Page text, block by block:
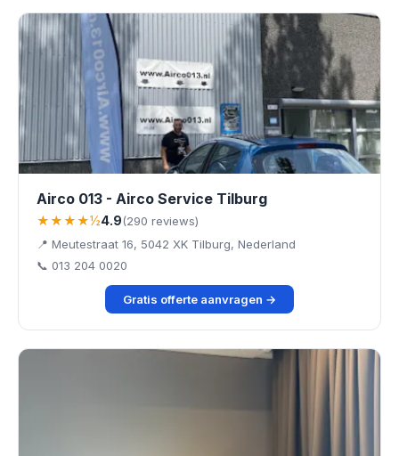
Airco 013 - Airco Service Tilburg
★★★★½4.9(290 reviews)
📍 Meutestraat 16, 5042 XK Tilburg, Nederland
📞 013 204 0020
Gratis offerte aanvragen →